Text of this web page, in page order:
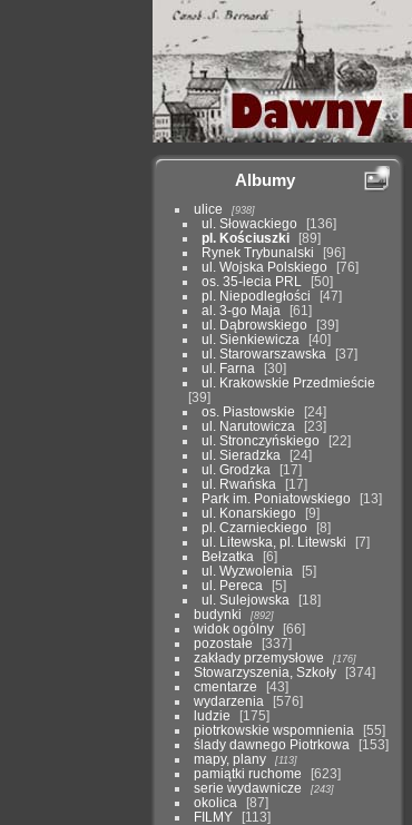
Albumy
ulice 938
ul. Słowackiego
136
pl. Kościuszki
89
Rynek Trybunalski
96
ul. Wojska Polskiego
76
os. 35-lecia PRL
50
pl. Niepodległości
47
al. 3-go Maja
61
ul. Dąbrowskiego
39
ul. Sienkiewicza
40
ul. Starowarszawska
37
ul. Farna
30
ul. Krakowskie Przedmieście
39
os. Piastowskie
24
ul. Narutowicza
23
ul. Stronczyńskiego
22
ul. Sieradzka
24
ul. Grodzka
17
ul. Rwańska
17
Park im. Poniatowskiego
13
ul. Konarskiego
9
pl. Czarnieckiego
8
ul. Litewska, pl. Litewski
7
Bełzatka
6
ul. Wyzwolenia
5
ul. Pereca
5
ul. Sulejowska
18
budynki
892
widok ogólny
66
pozostałe
337
zakłady przemysłowe
176
Stowarzyszenia, Szkoły
374
cmentarze
43
wydarzenia
576
ludzie
175
piotrkowskie wspomnienia
55
ślady dawnego Piotrkowa
153
mapy, plany
113
pamiątki ruchome
623
serie wydawnicze
243
okolica
87
FILMY
113